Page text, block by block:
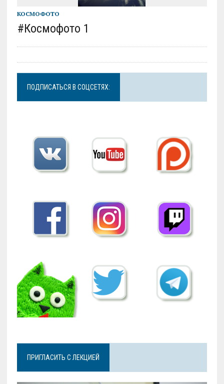
КОСМОФОТО
#Космофото 1
ПОДПИСАТЬСЯ В СОЦСЕТЯХ:
ПРИГЛАСИТЬ С ЛЕКЦИЕЙ